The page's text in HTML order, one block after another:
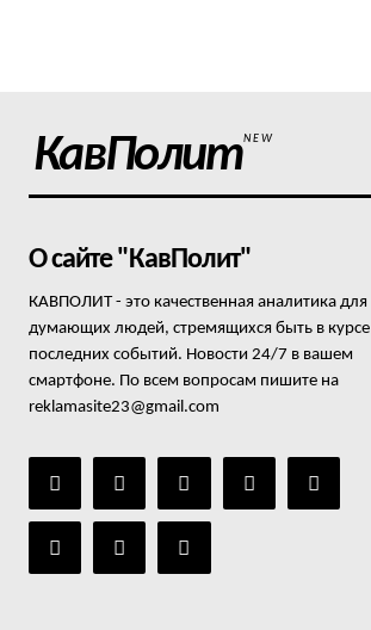
КавПолитNEW
О сайте "КавПолит"
КАВПОЛИТ - это качественная аналитика для
думающих людей, стремящихся быть в курсе
последних событий. Новости 24/7 в вашем
смартфоне. По всем вопросам пишите на
reklamasite23@gmail.com